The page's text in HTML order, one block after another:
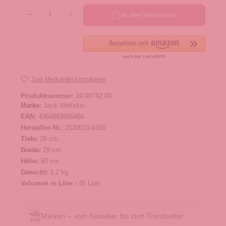
Zum Merkzettel hinzufügen
Produktnummer: 24.00742.00
Marke: Jack Wolfskin
EAN: 4064993995466
Hersteller-Nr.: 2020031-6350
Tiefe: 26 cm
Breite: 29 cm
Höhe: 60 cm
Gewicht: 1,2 kg
Volumen in Liter : 45 Liter
Marken – vom Klassiker bis zum Trendsetter